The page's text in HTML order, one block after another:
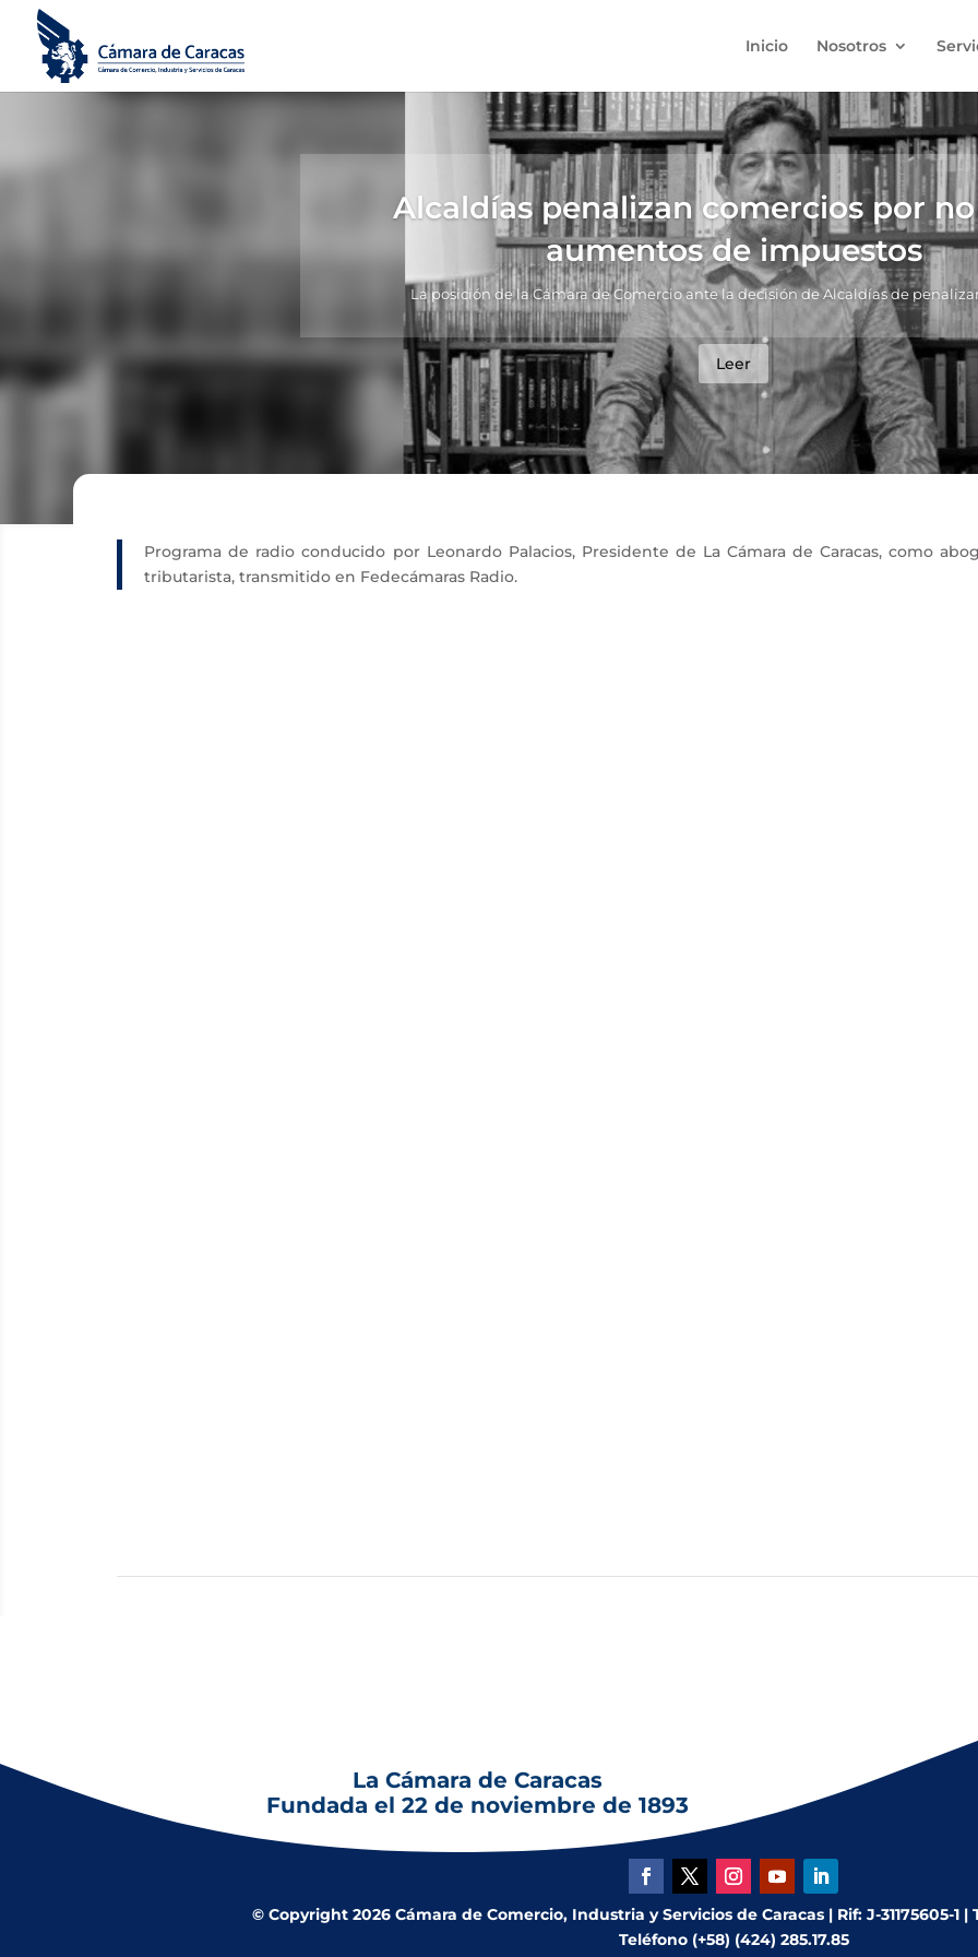
Inicio Nosotros
Alcaldías penalizan comercios por
aumentos de impuestos
La posición de la Cámara de Comercio ante la decisión de Alcaldías de
Leer
Programa de radio conducido por Leonardo Palacios, Presidente de La Cámara de Caracas, como
tributarista, transmitido en Fedecámaras Radio.
La Cámara de Caracas
Fundada el 22 de noviembre de 1893
© Copyright 2026 Cámara de Comercio, Industria y Servicios de Caracas | Rif: J-31175605-1
Teléfono (+58) (424) 285.17.85